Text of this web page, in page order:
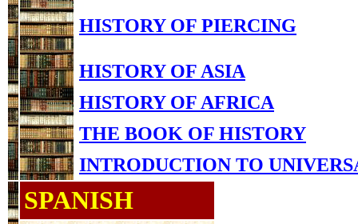
HISTORY OF PIERCING
HISTORY OF ASIA
HISTORY OF AFRICA
THE BOOK OF HISTORY
INTRODUCTION TO
SPANISH